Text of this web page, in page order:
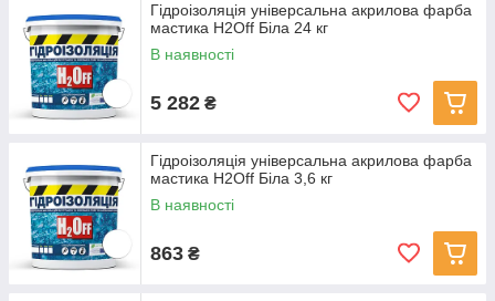
Гідроізоляція універсальна акрилова фарба
мастика H2Off Біла 24 кг
В наявності
5 282 ₴
Гідроізоляція універсальна акрилова фарба
мастика H2Off Біла 3,6 кг
В наявності
863 ₴